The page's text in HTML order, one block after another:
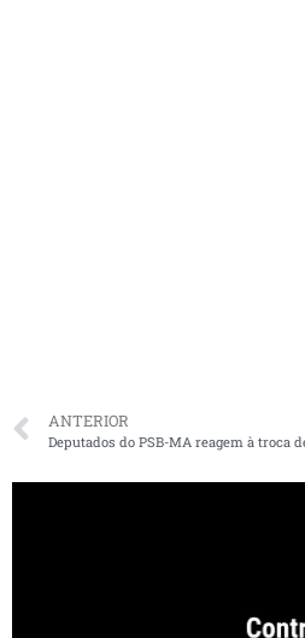
ANTERIOR
Deputados do PSB-MA reagem à troca